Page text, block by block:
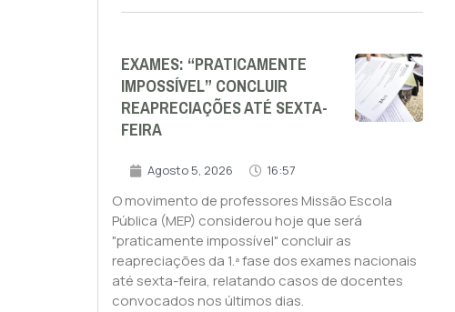
EXAMES: “PRATICAMENTE
IMPOSSÍVEL” CONCLUIR
REAPRECIAÇÕES ATÉ SEXTA-
FEIRA
Agosto 5, 2026 16:57
O movimento de professores Missão Escola
Pública (MEP) considerou hoje que será
"praticamente impossível" concluir as
reapreciações da 1.ª fase dos exames nacionais
até sexta-feira, relatando casos de docentes
convocados nos últimos dias.